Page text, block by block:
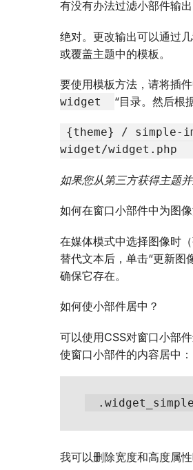
有没有办法过滤小部件输出
绝对。更改输出可以通过
或覆盖主题中的模板。
要使用模板方法，请将插
widget
“目录。然后根
{theme} / simple-
widget/widget.php
如果您从第三方获得主题
如何在窗口小部件中为图
在媒体模式中选择图像时
替代文本后，单击“更新图
确保它存在。
如何使小部件居中？
可以使用CSS对窗口小部
使窗口小部件的内容居中：
我可以删除宽度和高度属性